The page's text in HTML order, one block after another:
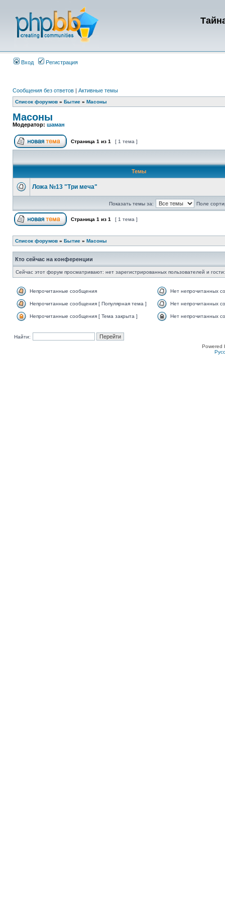
Вход Регистрация
Сообщения без ответов | Активные темы
Список форумов » Бытие » Масоны
Масоны
Модератор: шаман
Страница 1 из 1 [ 1 тема ]
Темы
Ложа №13 "Три меча"
Показать темы за: Поле
Страница 1 из 1 [ 1 тема ]
Список форумов » Бытие » Масоны
Кто сейчас на конференции
Сейчас этот форум просматривают: нет зарегистрированных пользователей и
Непрочитанные сообщения Нет непрочитанных
Непрочитанные сообщения [ Популярная тема ] Нет непрочитанных
Непрочитанные сообщения [ Тема закрыта ] Нет непрочитанных
Найти:
Powered